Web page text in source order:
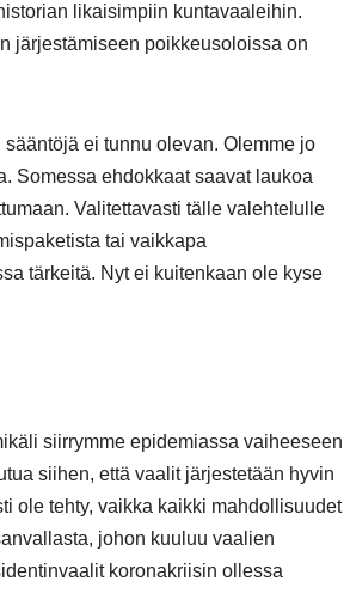
likaisimpiin kuntavaaleihin.
järjestämiseen poikkeusoloissa on
ei tunnu olevan. Olemme jo
Somessa ehdokkaat saavat laukoa
Valitettavasti tälle valehtelulle
tai vaikkapa
tärkeitä. Nyt ei kuitenkaan ole kyse
siirrymme epidemiassa vaiheeseen
siihen, että vaalit järjestetään hyvin
ole tehty, vaikka kaikki mahdollisuudet
johon kuuluu vaalien
koronakriisin ollessa